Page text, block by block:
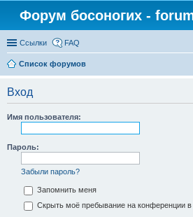
Форум босоногих -
Ссылки FAQ
Список форумов
Вход
Имя пользователя:
Пароль:
Забыли пароль?
Запомнить меня
Скрыть моё пребывание на конференции в